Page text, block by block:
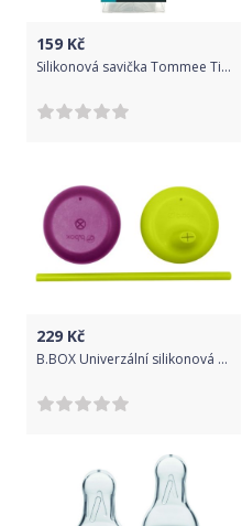
159 Kč
Silikonová savička Tommee Tippee Advanced 0 +, 2 ks
229 Kč
B.BOX Univerzální silikonová víčka - fialová/zelená